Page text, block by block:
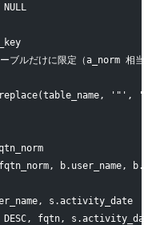
ルだけに限定（a_norm 相当
'"',
b.user_name,
s.activity_date
fqtn,